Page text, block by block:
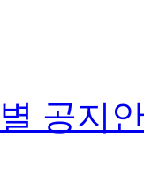
공지